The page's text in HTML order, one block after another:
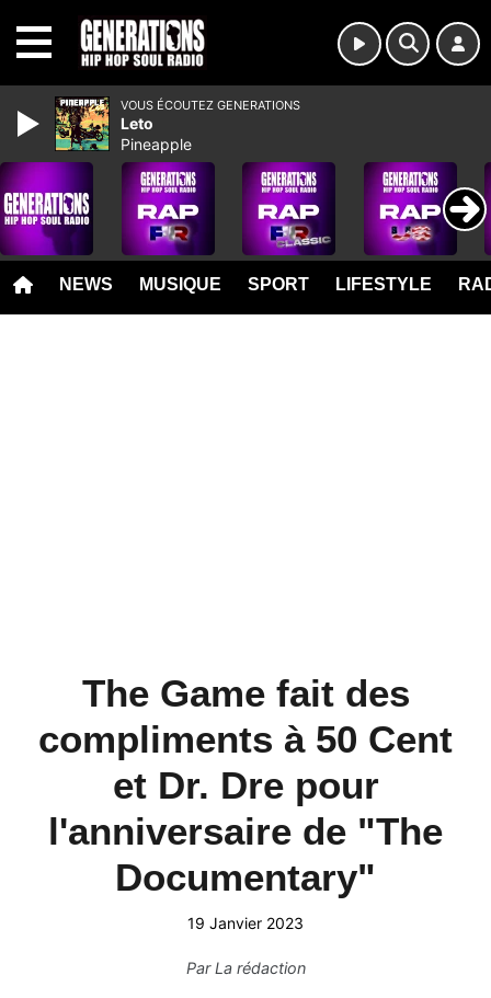
NEWS MUSIQUE SPORT LIFESTYLE
The Game fait des
compliments à 50 Cent
et Dr. Dre pour
l'anniversaire de "The
Documentary"
19 Janvier 2023
ParLa rédaction
VOUS ÉCOUTEZ GENERATIONS
Leto
Pineapple